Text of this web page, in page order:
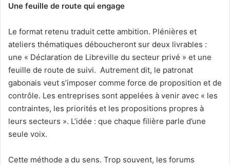
Une feuille de route qui engage
Le format retenu traduit cette ambition. Plénières et
ateliers thématiques déboucheront sur deux livrables :
une « Déclaration de Libreville du secteur privé » et une
feuille de route de suivi. Autrement dit, le patronat
gabonais veut s’imposer comme force de proposition et de
contrôle. Les entreprises sont appelées à venir avec « les
contraintes, les priorités et les propositions propres à
leurs secteurs ». L’idée : que chaque filière parle d’une
seule voix.
Cette méthode a du sens. Trop souvent, les forums